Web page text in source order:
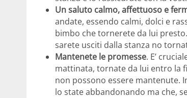
Un saluto calmo, affettuoso e
andate, essendo calmi, dolci e
bimbo che tornerete da lui
sarete usciti dalla stanza no
Mantenete le promesse. E’
mattinata, tornate da lui entro la
non possono essere mantenute.
lo state abbandonando ma che,